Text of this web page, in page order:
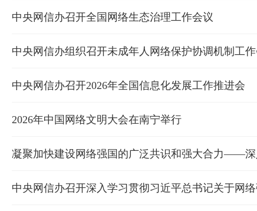
中央网信办召开全国网络生态治理工作会议
中央网信办组织召开未成年人网络保护协调机制工
中央网信办召开2026年全国信息化发展工作推进会
2026年中国网络文明大会在南宁举行
中央网信办召开深入学习贯彻习近平总书记关于网